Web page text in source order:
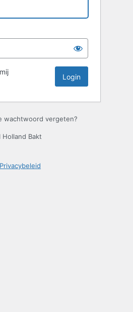
wachtwoord vergeten?
Bakt
Privacybeleid